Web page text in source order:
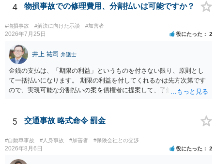
されるのであれば、斡旋、仲裁、民事調停を利用しては如何でしょう
4 物損事故での修理費用、分割払いは可能ですか？
#物損事故 #解決に向けた示談 #加害者
2026年7月25日 役にたった 2
井上 祐司 弁護士
金銭の支払は、「期限の利益」というものを付さない限り、原則とし
て一括払いになります。 期限の利益を付してくれるかは先方次第です
ので、実現可能な分割払いの案を債権者に提案して、了解してもらえ
5 交通事故 略式命令 罰金
#自動車事故 #人身事故 #加害者 #保険会社との交渉
2026年8月6日 役にたった 2